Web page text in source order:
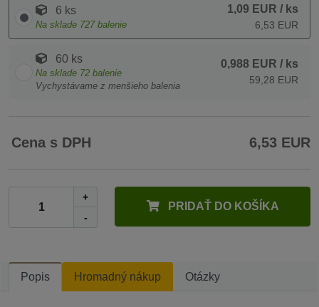
6 ks
Na sklade 727 balenie
1,09 EUR / ks
6,53 EUR
60 ks
Na sklade 72 balenie
Vychystávame z menšieho balenia
0,988 EUR / ks
59,28 EUR
Cena s DPH 6,53 EUR
+
-
PRIDAŤ DO KOŠÍKA
Popis Hromadný nákup Otázky